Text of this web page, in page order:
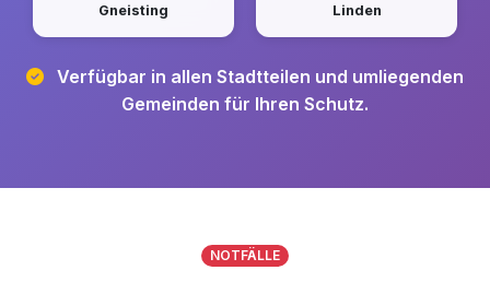
Gneisting Linden
Verfügbar in allen Stadtteilen und umliegenden
Gemeinden für Ihren Schutz.
NOTFÄLLE